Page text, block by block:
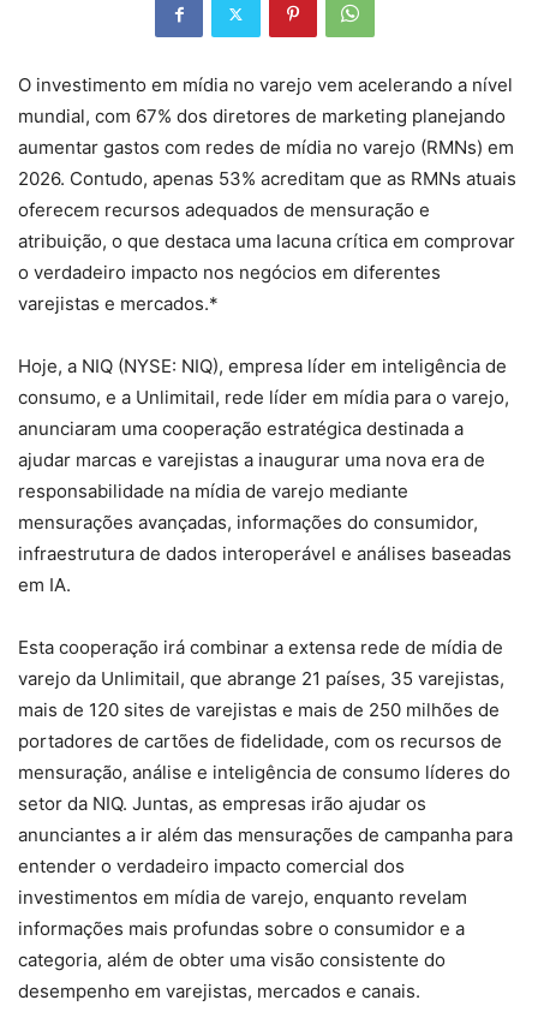
O investimento em mídia no varejo vem acelerando a nível
mundial, com 67% dos diretores de marketing planejando
aumentar gastos com redes de mídia no varejo (RMNs) em
2026. Contudo, apenas 53% acreditam que as RMNs atuais
oferecem recursos adequados de mensuração e
atribuição, o que destaca uma lacuna crítica em comprovar
o verdadeiro impacto nos negócios em diferentes
varejistas e mercados.*
Hoje, a NIQ (NYSE: NIQ), empresa líder em inteligência de
consumo, e a Unlimitail, rede líder em mídia para o varejo,
anunciaram uma cooperação estratégica destinada a
ajudar marcas e varejistas a inaugurar uma nova era de
responsabilidade na mídia de varejo mediante
mensurações avançadas, informações do consumidor,
infraestrutura de dados interoperável e análises baseadas
em IA.
Esta cooperação irá combinar a extensa rede de mídia de
varejo da Unlimitail, que abrange 21 países, 35 varejistas,
mais de 120 sites de varejistas e mais de 250 milhões de
portadores de cartões de fidelidade, com os recursos de
mensuração, análise e inteligência de consumo líderes do
setor da NIQ. Juntas, as empresas irão ajudar os
anunciantes a ir além das mensurações de campanha para
entender o verdadeiro impacto comercial dos
investimentos em mídia de varejo, enquanto revelam
informações mais profundas sobre o consumidor e a
categoria, além de obter uma visão consistente do
desempenho em varejistas, mercados e canais.